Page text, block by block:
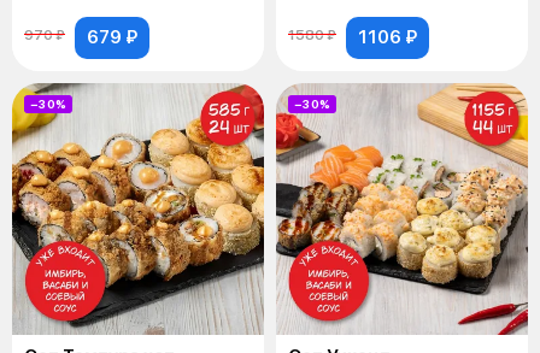
970 ₽
679 ₽
1580 ₽
1106 ₽
−30% −30%